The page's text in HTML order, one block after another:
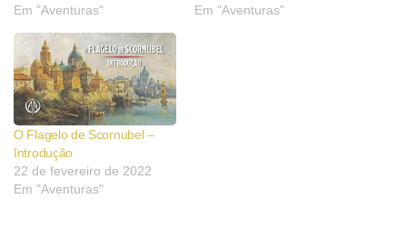
Em "Aventuras"
Em "Aventuras"
O Flagelo de Scornubel –
Introdução
22 de fevereiro de 2022
Em "Aventuras"